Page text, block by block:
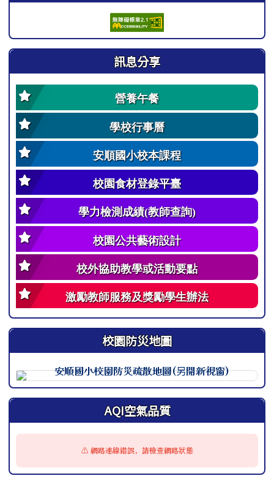
訊息分享
營養午餐
學校行事曆
安順國小校本課程
校園食材登錄平臺
學力檢測成績(教師查詢)
校園公共藝術設計
校外協助教學或活動要點
激勵教師服務及獎勵學生辦法
校園防災地圖
此圖為安順國小校園防災地圖（地震），呈現校園整體配
AQI空氣品質
⚠️ 網路連線錯誤，請檢查網路狀態